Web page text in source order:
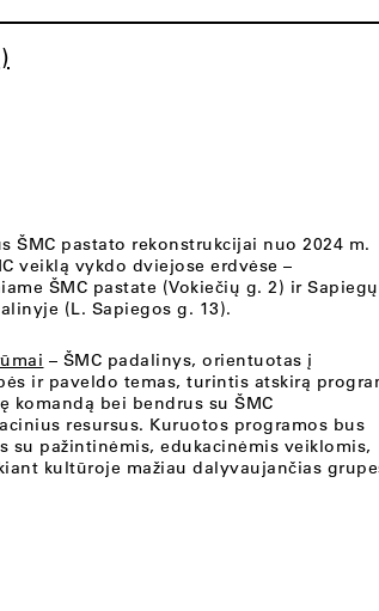
ŠMC pastato rekonstrukcijai nuo 2024 m.
veiklą vykdo dviejose erdvėse –
ŠMC pastate (Vokiečių g. 2) ir Sapiegų
(L. Sapiegos g. 13).
– ŠMC padalinys, orientuotas į
ir paveldo temas, turintis atskirą
komandą bei bendrus su ŠMC
resursus. Kuruotos programos bus
su pažintinėmis, edukacinėmis veiklomis,
kultūroje mažiau dalyvaujančias